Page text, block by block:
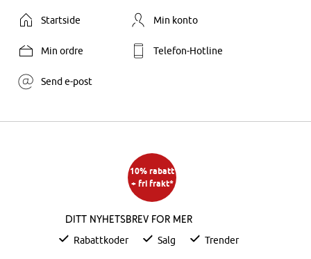
Startside Min konto
Min ordre Telefon-Hotline
Send e-post
10% rabatt
+ fri frakt*
Ditt nyhetsbrev for mer
Rabattkoder Salg Trender